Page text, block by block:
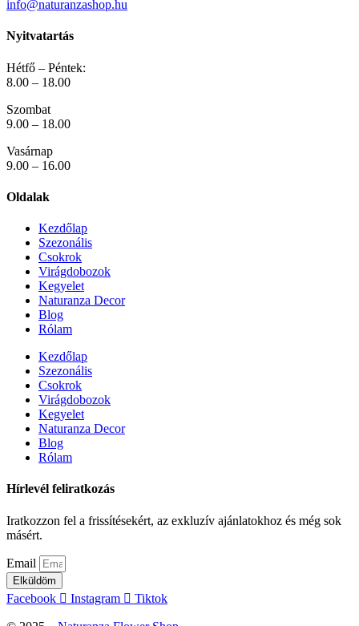
info@naturanzashop.hu
Nyitvatartás
Hétfő – Péntek:
8.00 – 18.00
Szombat
9.00 – 18.00
Vasárnap
9.00 – 16.00
Oldalak
Kezdőlap
Szezonális
Csokrok
Virágdobozok
Kegyelet
Naturanza Decor
Blog
Rólam
Kezdőlap
Szezonális
Csokrok
Virágdobozok
Kegyelet
Naturanza Decor
Blog
Rólam
Hírlevél feliratkozás
Iratkozzon fel a frissítésekért, az exkluzív ajánlatokhoz és még sok
másért.
Email
Elküldöm
Facebook Instagram Tiktok